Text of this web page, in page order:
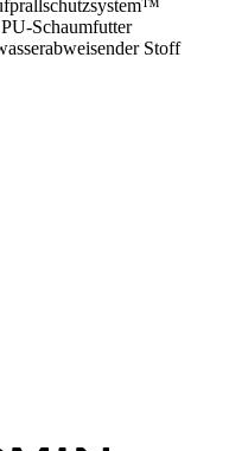
Schaumfutter
Stoff